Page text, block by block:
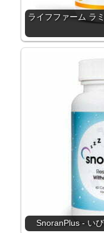
ライフファーム ラ
SnoranPlus - い